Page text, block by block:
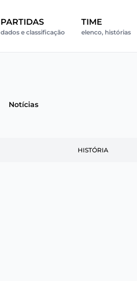
PARTIDAS
dados e classificação
TIME
elenco, histórias
Notícias
HISTÓRIA